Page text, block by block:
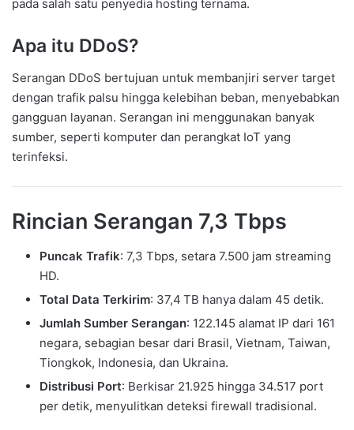
pada salah satu penyedia hosting ternama.
Apa itu DDoS?
Serangan DDoS bertujuan untuk membanjiri server target
dengan trafik palsu hingga kelebihan beban, menyebabkan
gangguan layanan. Serangan ini menggunakan banyak
sumber, seperti komputer dan perangkat IoT yang
terinfeksi.
Rincian Serangan 7,3 Tbps
Puncak Trafik: 7,3 Tbps, setara 7.500 jam streaming
HD.
Total Data Terkirim: 37,4 TB hanya dalam 45 detik.
Jumlah Sumber Serangan: 122.145 alamat IP dari 161
negara, sebagian besar dari Brasil, Vietnam, Taiwan,
Tiongkok, Indonesia, dan Ukraina.
Distribusi Port: Berkisar 21.925 hingga 34.517 port
per detik, menyulitkan deteksi firewall tradisional.